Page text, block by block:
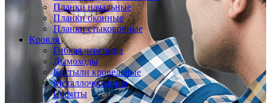
Планки начальные
Планки оконные
Планки стыковочные
Кровля
Гибкая черепица
Дымоходы
Костыли кровельные
Металлочерепица
Софиты